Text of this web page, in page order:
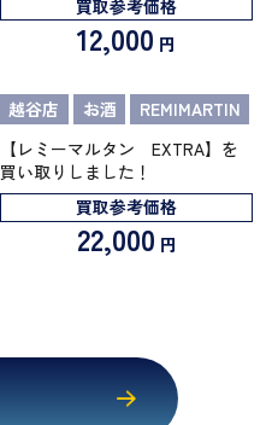
買取参考価格
12,000 円
越谷店 お酒
REMIMARTIN
【レミーマルタン EXTRA】を
買い取りしました！
買取参考価格
22,000 円